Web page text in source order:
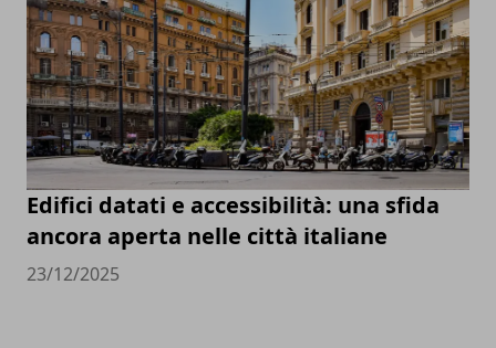
Edifici datati e accessibilità: una sfida
ancora aperta nelle città italiane
23/12/2025